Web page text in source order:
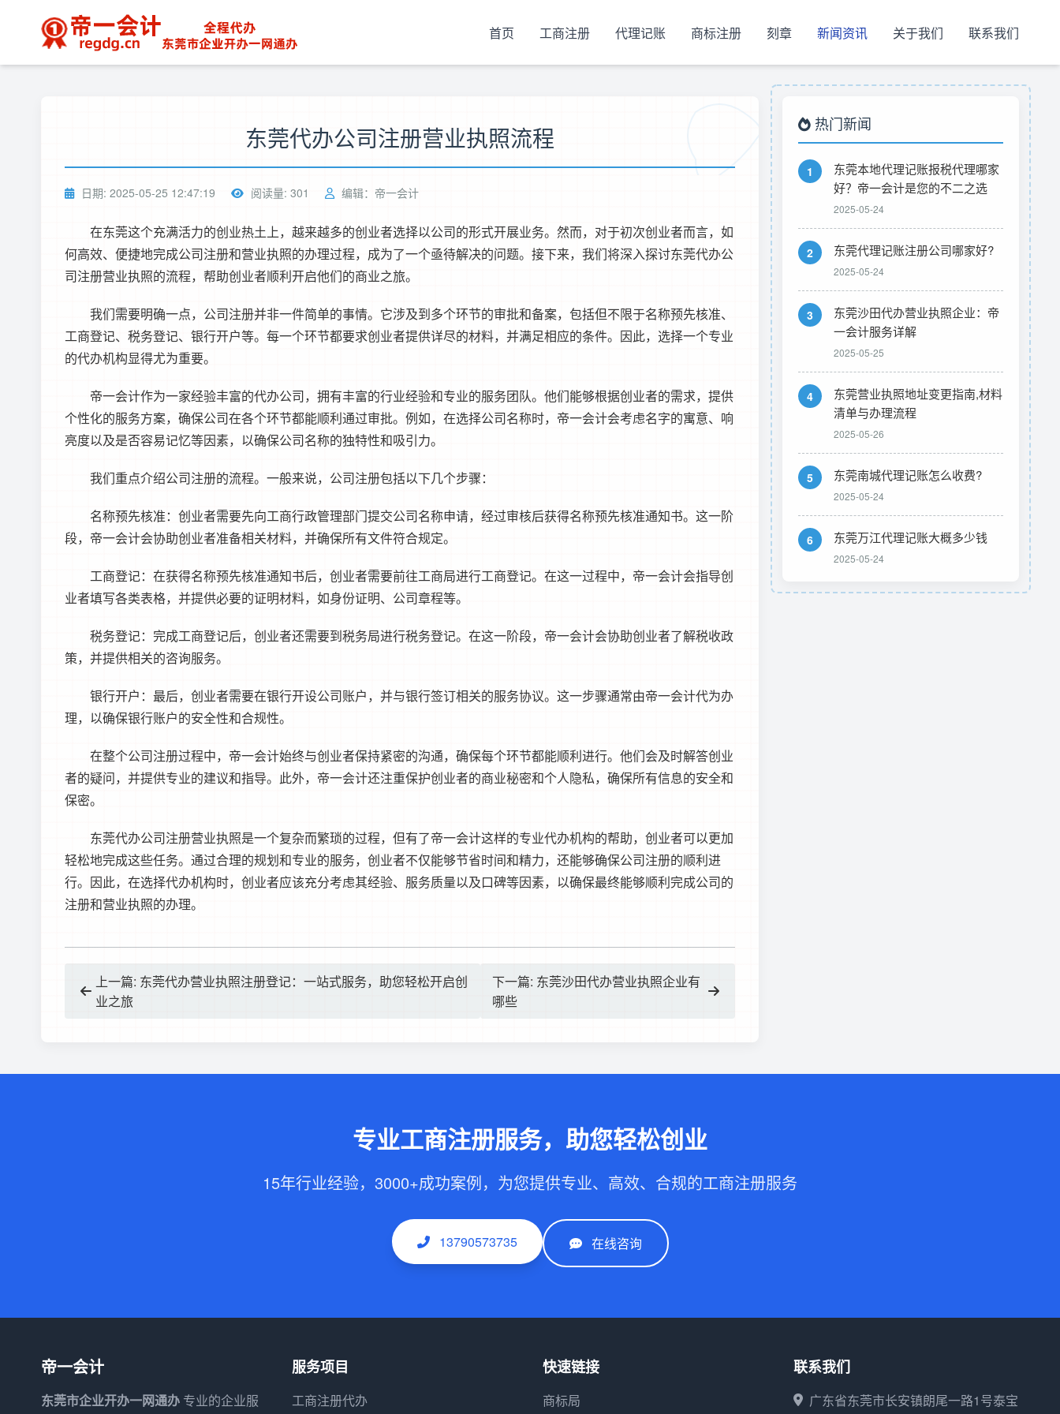
首页 工商注册 代理记账 商标注册 刻章 新闻资讯 关于我们 联系我们
东莞代办公司注册营业执照流程
日期: 2025-05-25 12:47:19 阅读量: 301 编辑：帝一会计
在东莞这个充满活力的创业热土上，越来越多的创业者选择以公司的形式开展业务。然而，对于初次创业者而言，如
何高效、便捷地完成公司注册和营业执照的办理过程，成为了一个亟待解决的问题。接下来，我们将深入探讨东莞代办公
司注册营业执照的流程，帮助创业者顺利开启他们的商业之旅。
我们需要明确一点，公司注册并非一件简单的事情。它涉及到多个环节的审批和备案，包括但不限于名称预先核准、
工商登记、税务登记、银行开户等。每一个环节都要求创业者提供详尽的材料，并满足相应的条件。因此，选择一个专业
的代办机构显得尤为重要。
帝一会计作为一家经验丰富的代办公司，拥有丰富的行业经验和专业的服务团队。他们能够根据创业者的需求，提供
个性化的服务方案，确保公司在各个环节都能顺利通过审批。例如，在选择公司名称时，帝一会计会考虑名字的寓意、响
亮度以及是否容易记忆等因素，以确保公司名称的独特性和吸引力。
我们重点介绍公司注册的流程。一般来说，公司注册包括以下几个步骤：
名称预先核准：创业者需要先向工商行政管理部门提交公司名称申请，经过审核后获得名称预先核准通知书。这一阶
段，帝一会计会协助创业者准备相关材料，并确保所有文件符合规定。
工商登记：在获得名称预先核准通知书后，创业者需要前往工商局进行工商登记。在这一过程中，帝一会计会指导创
业者填写各类表格，并提供必要的证明材料，如身份证明、公司章程等。
税务登记：完成工商登记后，创业者还需要到税务局进行税务登记。在这一阶段，帝一会计会协助创业者了解税收政
策，并提供相关的咨询服务。
银行开户：最后，创业者需要在银行开设公司账户，并与银行签订相关的服务协议。这一步骤通常由帝一会计代为办
理，以确保银行账户的安全性和合规性。
在整个公司注册过程中，帝一会计始终与创业者保持紧密的沟通，确保每个环节都能顺利进行。他们会及时解答创业
者的疑问，并提供专业的建议和指导。此外，帝一会计还注重保护创业者的商业秘密和个人隐私，确保所有信息的安全和
保密。
东莞代办公司注册营业执照是一个复杂而繁琐的过程，但有了帝一会计这样的专业代办机构的帮助，创业者可以更加
轻松地完成这些任务。通过合理的规划和专业的服务，创业者不仅能够节省时间和精力，还能够确保公司注册的顺利进
行。因此，在选择代办机构时，创业者应该充分考虑其经验、服务质量以及口碑等因素，以确保最终能够顺利完成公司的
注册和营业执照的办理。
上一篇: 东莞代办营业执照注册登记：一站式服务，助您轻松开启创
业之旅
下一篇: 东莞沙田代办营业执照企业有
哪些
热门新闻
1
东莞本地代理记账报税代理哪家
好？帝一会计是您的不二之选
2025-05-24
2 东莞代理记账注册公司哪家好?
2025-05-24
3
东莞沙田代办营业执照企业：帝
一会计服务详解
2025-05-25
4
东莞营业执照地址变更指南,材料
清单与办理流程
2025-05-26
5 东莞南城代理记账怎么收费?
2025-05-24
6 东莞万江代理记账大概多少钱
2025-05-24
专业工商注册服务，助您轻松创业
15年行业经验，3000+成功案例，为您提供专业、高效、合规的工商注册服务
13790573735 在线咨询
帝一会计
东莞市企业开办一网通办 专业的企业服
服务项目
工商注册代办
快速链接
商标局
联系我们
广东省东莞市长安镇朗尾一路1号泰宝